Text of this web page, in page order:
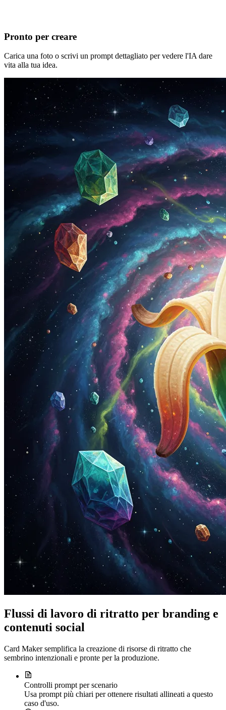
Pronto per creare
Carica una foto o scrivi un prompt dettagliato per vedere l'IA dare
vita alla tua idea.
Flussi di lavoro di ritratto per branding e
contenuti social
Card Maker semplifica la creazione di risorse di ritratto che
sembrino intenzionali e pronte per la produzione.
Controlli prompt per scenario
Usa prompt più chiari per ottenere risultati allineati a questo
caso d'uso.